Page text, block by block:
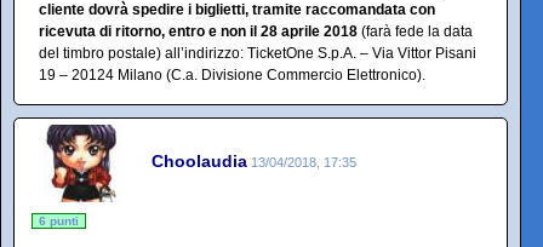
cliente dovrà spedire i biglietti, tramite raccomandata con
ricevuta di ritorno, entro e non il 28 aprile 2018 (farà fede la data
del timbro postale) all’indirizzo: TicketOne S.p.A. – Via Vittor Pisani
19 – 20124 Milano (C.a. Divisione Commercio Elettronico).
Choolaudia 13/04/2018, 17:35
6 punti